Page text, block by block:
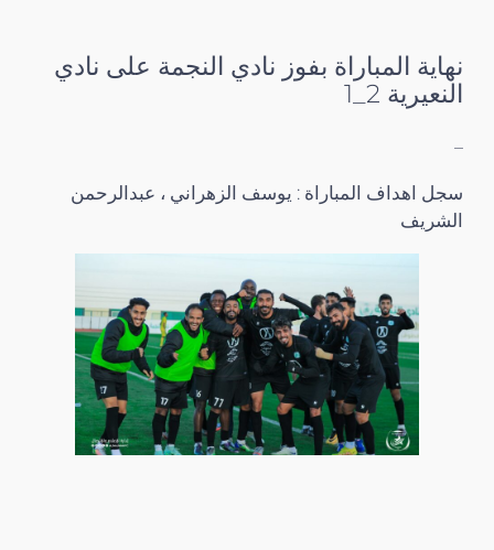
نهاية المباراة بفوز نادي النجمة على نادي
النعيرية 2_1
–
سجل اهداف المباراة : يوسف الزهراني ، عبدالرحمن
الشريف